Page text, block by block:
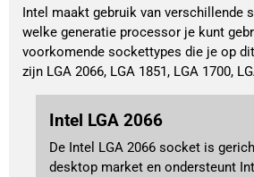
Intel maakt gebruik van verschillende
welke generatie processor je kunt
voorkomende sockettypes die je op
zijn LGA 2066, LGA 1851, LGA 1700,
Intel LGA 2066
De Intel LGA 2066 socket is
desktop market en ondersteunt